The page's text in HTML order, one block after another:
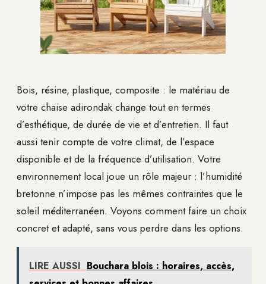
Bois, résine, plastique, composite : le matériau de
votre chaise adirondak change tout en termes
d’esthétique, de durée de vie et d’entretien. Il faut
aussi tenir compte de votre climat, de l’espace
disponible et de la fréquence d’utilisation. Votre
environnement local joue un rôle majeur : l’humidité
bretonne n’impose pas les mêmes contraintes que le
soleil méditerranéen. Voyons comment faire un choix
concret et adapté, sans vous perdre dans les options.
LIRE AUSSI Bouchara blois : horaires, accès,